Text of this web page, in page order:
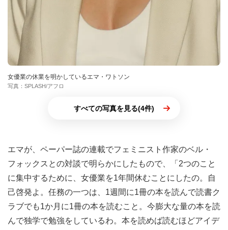
女優業の休業を明かしているエマ・ワトソン
写真：SPLASH/アフロ
すべての写真を見る(4件)
エマが、ペーパー誌の連載でフェミニスト作家のベル・
フォックスとの対談で明らかにしたもので、「2つのこと
に集中するために、女優業を1年間休むことにしたの。自
己啓発よ。任務の一つは、1週間に1冊の本を読んで読書ク
ラブでも1か月に1冊の本を読むこと。今膨大な量の本を読
んで独学で勉強をしているわ。本を読めば読むほどアイデ